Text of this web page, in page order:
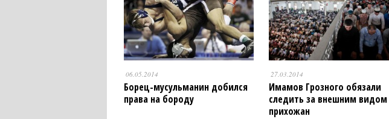
06.05.2014
Борец-мусульманин добился
права на бороду
27.03.2014
Имамов Грозного обязали
следить за внешним видом
прихожан